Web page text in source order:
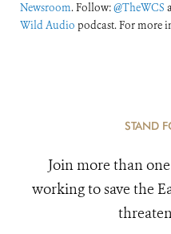
Newsroom. Follow:@TheWCS
Wild Audio podcast. For more
STAND
Join more than
working to save the